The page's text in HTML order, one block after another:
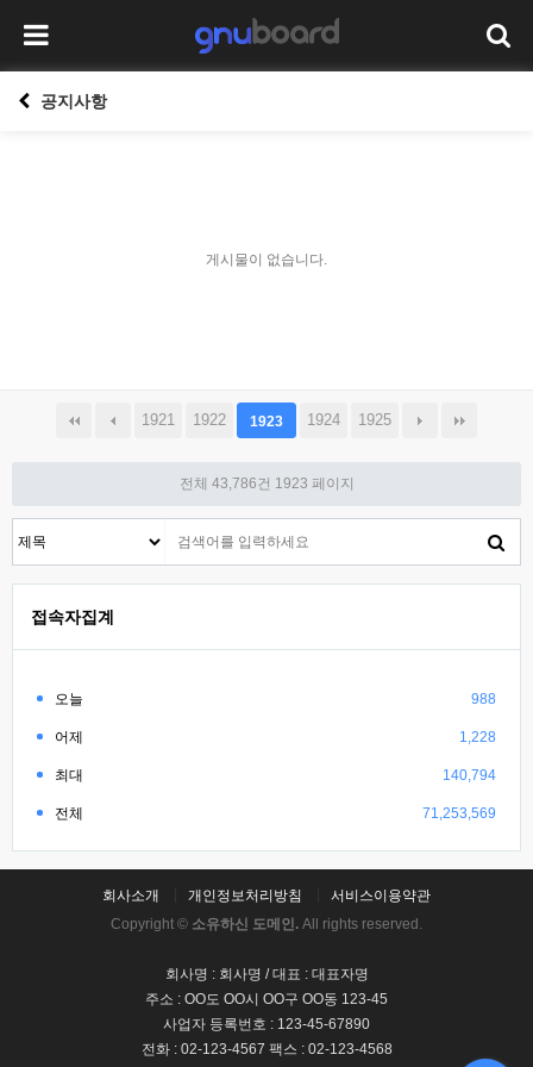
공지사항
게시물이 없습니다.
1921 1922 1923 1924 1925
전체 43,786건 1923 페이지
접속자집계
오늘 988
어제 1,228
최대 140,794
전체 71,253,569
회사소개 개인정보처리방침
서비스이용약관
Copyright © 소유하신 도메인. All rights reserved.
회사명 : 회사명 / 대표 : 대표자명
주소 : OO도 OO시 OO구 OO동 123-45
사업자 등록번호 : 123-45-67890
전화 : 02-123-4567 팩스 : 02-123-4568